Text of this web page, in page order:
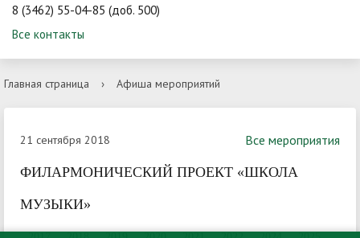
8 (3462) 55-04-85 (доб. 500)
Все контакты
Главная страница › Афиша мероприятий
21 сентября 2018
Все мероприятия
ФИЛАРМОНИЧЕСКИЙ ПРОЕКТ «ШКОЛА
МУЗЫКИ»